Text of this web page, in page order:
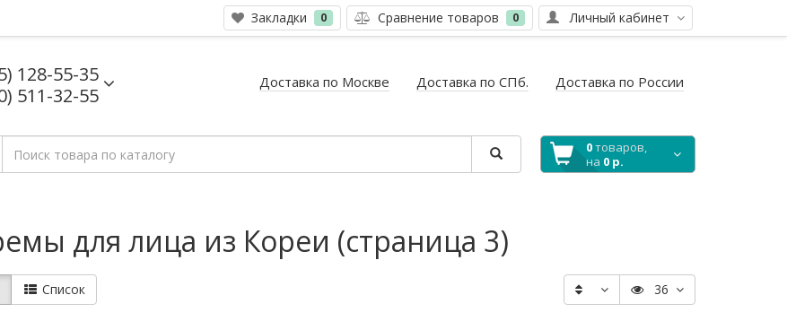
Личный кабинет
Закладки 0 Сравнение товаров 0
128-55-35
511-32-55
Доставка по Москве Доставка по СПб. Доставка по России
0товаров,
на 0 р.
для лица из Кореи (страница 3)
Список 36